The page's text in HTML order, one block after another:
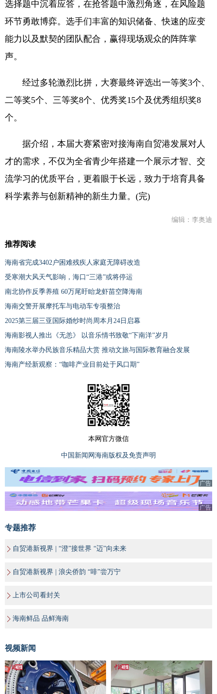
选择题中沉着应答，在抢答题中激烈角逐，在风险题
环节勇敢博弈。选手们丰富的知识储备、快速的应变
能力以及默契的团队配合，赢得现场观众的阵阵掌
声。
经过多轮激烈比拼，大赛最终评选出一等奖3个、
二等奖5个、三等奖8个、优秀奖15个及优秀组织奖8
个。
据介绍，本届大赛紧密对接海南自贸港发展对人
才的需求，不仅为全省青少年搭建一个展示才智、交
流学习的优质平台，更着眼于长远，致力于培育具备
科学素养与创新精神的新生力量。(完)
编辑：李奥迪
推荐阅读
海南省完成3402户困难残疾人家庭无障碍改造
受寒潮大风天气影响，海口“三港”或将停运
南北协作反季养殖 60万尾盱眙龙虾苗空降海南
海南交警开展摩托车与电动车专项整治
2025第三届三亚国际婚纱时尚周本月24日启幕
海南影视人推出《无恙》 以音乐情书致敬“下南洋”岁月
海南陵水举办民族音乐精品大赏 推动文旅与国际教育融合发展
海南产经新观察：“咖啡产业目前处于风口期”
本网官方微信
中国新闻网海南版权及免责声明
广告
广告
专题推荐
自贸港新视界 | “澄”接世界 “迈”向未来
自贸港新视界 | 浪尖侨韵 “啡”尝万宁
上市公司看封关
海南鲜品 品鲜海南
视频新闻